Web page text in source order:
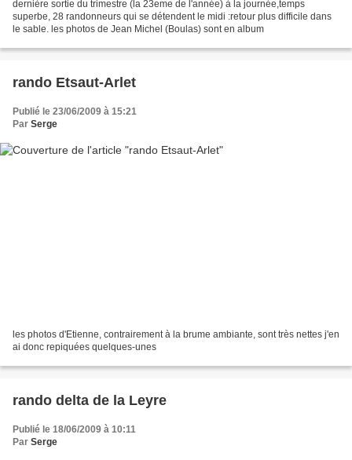
dernière sortie du trimestre (la 23eme de l'année) à la journée,temps
superbe, 28 randonneurs qui se détendent le midi :retour plus difficile dans
le sable. les photos de Jean Michel (Boulas) sont en album
rando Etsaut-Arlet
Publié le 23/06/2009 à 15:21
Par Serge
les photos d'Etienne, contrairement à la brume ambiante, sont très nettes j'en
ai donc repiquées quelques-unes
rando delta de la Leyre
Publié le 18/06/2009 à 10:11
Par Serge